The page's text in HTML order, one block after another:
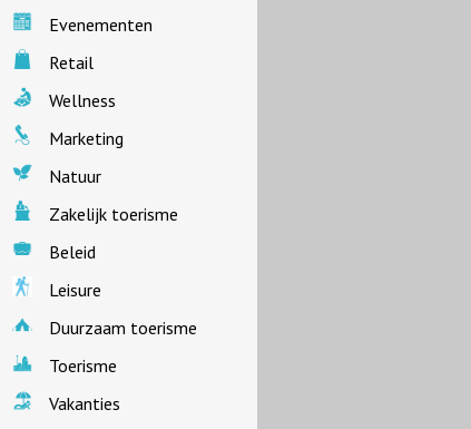
Evenementen
Retail
Wellness
Marketing
Natuur
Zakelijk toerisme
Beleid
Leisure
Duurzaam toerisme
Toerisme
Vakanties